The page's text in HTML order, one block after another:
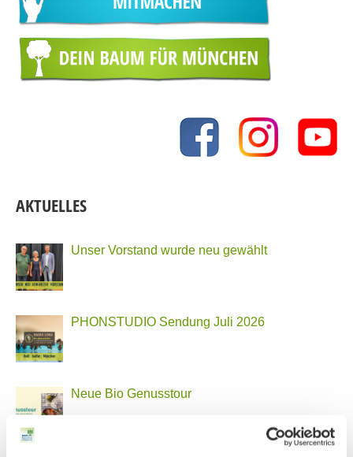
AKTUELLES
Unser Vorstand wurde neu gewählt
PHONSTUDIO Sendung Juli 2026
Neue Bio Genusstour